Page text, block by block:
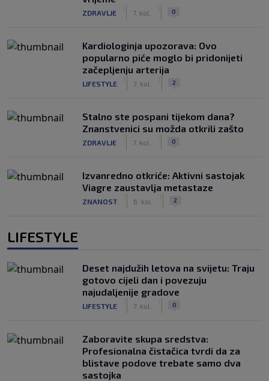
ZDRAVLJE 7. kol. 0
Kardiologinja upozorava: Ovo
popularno piće moglo bi pridonijeti
začepljenju arterija
LIFESTYLE 7. kol. 2
Stalno ste pospani tijekom dana?
Znanstvenici su možda otkrili zašto
ZDRAVLJE 7. kol. 0
Izvanredno otkriće: Aktivni sastojak
Viagre zaustavlja metastaze
ZNANOST 6. kol. 2
LIFESTYLE
Deset najdužih letova na svijetu: Traju
gotovo cijeli dan i povezuju
najudaljenije gradove
LIFESTYLE 7. kol. 0
Zaboravite skupa sredstva:
Profesionalna čistačica tvrdi da za
blistave podove trebate samo dva
sastojka